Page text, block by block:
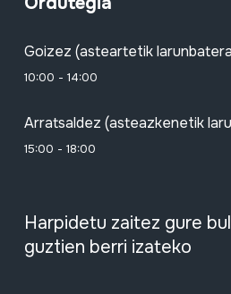
Goizez (asteartetik
10:00 - 14:00
Arratsaldez (asteazkenetik
15:00 - 18:00
Harpidetu zaitez gure
guztien berri izateko